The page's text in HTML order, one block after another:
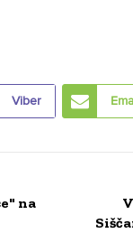
Viber
na